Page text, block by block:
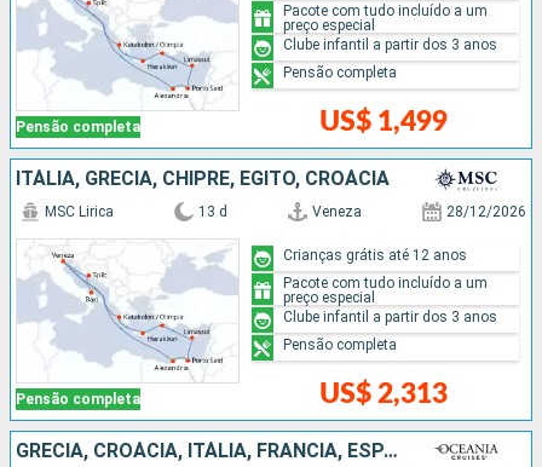
Pensão completa US$ 1,499
Pacote com tudo incluído a um
preço especial
Clube infantil a partir dos 3 anos
Pensão completa
ITÁLIA, GRÉCIA, CHIPRE, EGITO, CROÁCIA
Pensão completa
MSC Lirica 13 d Veneza 28/12/2026
US$ 2,313
Crianças grátis até 12 anos
Pacote com tudo incluído a um
preço especial
Clube infantil a partir dos 3 anos
Pensão completa
GRÉCIA, CROÁCIA, ITÁLIA, FRANCIA, ESPANHA